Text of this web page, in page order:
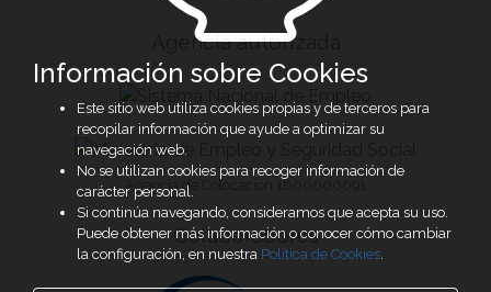
Agencia autorizada
Agencia de Colocación 1600000091
Colaboradores
Información sobre Cookies
Este sitio web utiliza cookies propias y de terceros para
recopilar información que ayude a optimizar su
navegación web.
No se utilizan cookies para recoger información de
carácter personal.
Si continúa navegando, consideramos que acepta su uso.
Puede obtener más información o conocer cómo cambiar
la configuración, en nuestra Política de Cookies.